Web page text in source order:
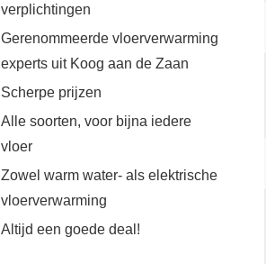
verplichtingen
Gerenommeerde vloerverwarming
experts uit Koog aan de Zaan
Scherpe prijzen
Alle soorten, voor bijna iedere
vloer
Zowel warm water- als elektrische
vloerverwarming
Altijd een goede deal!